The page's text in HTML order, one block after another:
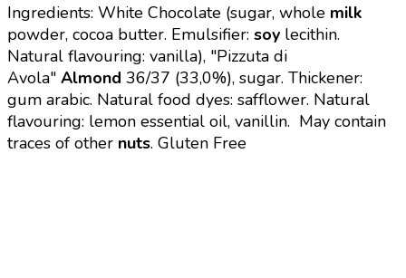
Ingredients: White Chocolate (sugar, whole milk
powder, cocoa butter. Emulsifier: soy lecithin.
Natural flavouring: vanilla), "Pizzuta di
Avola" Almond 36/37 (33,0%), sugar. Thickener:
gum arabic. Natural food dyes: safflower. Natural
flavouring: lemon essential oil, vanillin. May contain
traces of other nuts. Gluten Free